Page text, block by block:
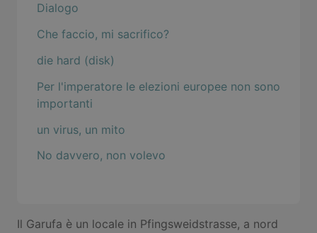
Dialogo
Che faccio, mi sacrifico?
die hard (disk)
Per l'imperatore le elezioni europee non sono
importanti
un virus, un mito
No davvero, non volevo
Il Garufa è un locale in Pfingsweidstrasse, a nord